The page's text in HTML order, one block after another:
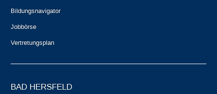
Bildungsnavigator
Jobbörse
Vertretungsplan
BAD HERSFELD